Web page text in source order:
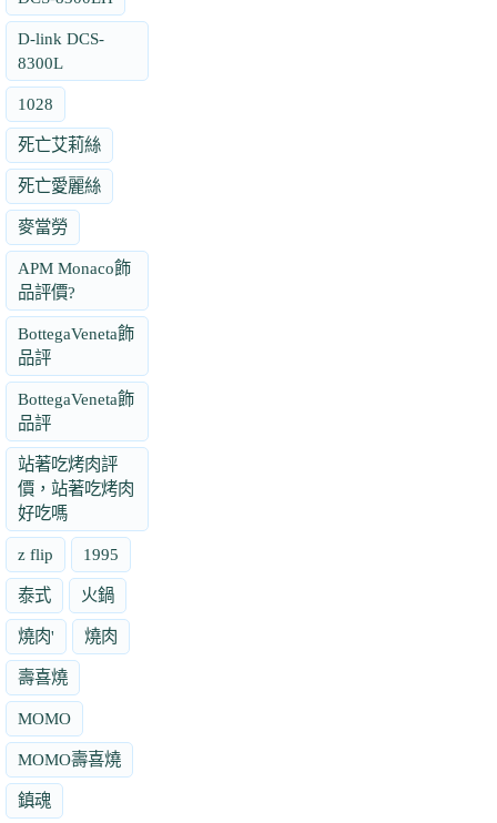
D-link DCS-
8300L
1028
死亡艾莉絲
死亡愛麗絲
麥當勞
APM Monaco飾
品評價?
BottegaVeneta飾
品評
BottegaVeneta飾
品評
站著吃烤肉評
價，站著吃烤肉
好吃嗎
z flip 1995
泰式 火鍋
燒肉' 燒肉
壽喜燒
MOMO
MOMO壽喜燒
鎮魂